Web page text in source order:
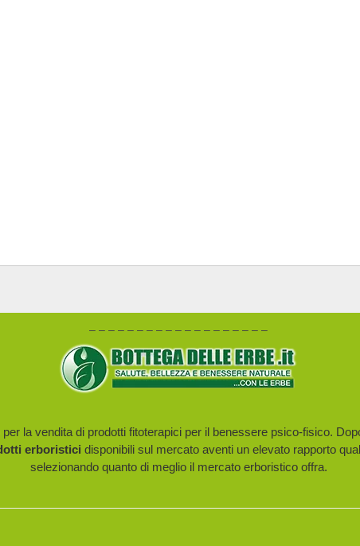
– – – – – – – – – – – – – – – – – – –
la vendita di prodotti fitoterapici per il benessere psico-fisico.
erboristici disponibili sul mercato aventi un elevato rapporto
selezionando quanto di meglio il mercato erboristico offra.